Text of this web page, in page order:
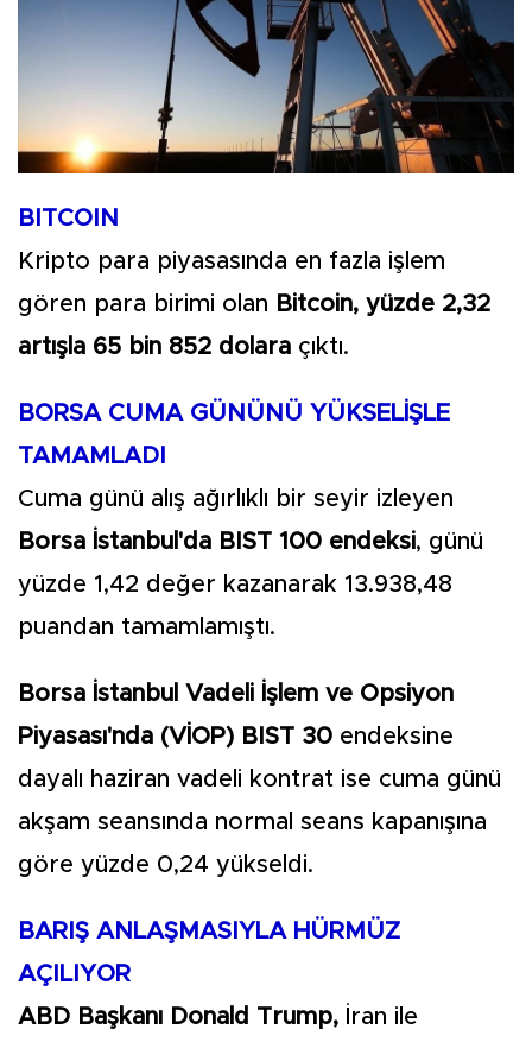
BITCOIN
Kripto para piyasasında en fazla işlem
gören para birimi olan Bitcoin, yüzde 2,32
artışla 65 bin 852 dolara çıktı.
BORSA CUMA GÜNÜNÜ YÜKSELİŞLE
TAMAMLADI
Cuma günü alış ağırlıklı bir seyir izleyen
Borsa İstanbul'da BIST 100 endeksi, günü
yüzde 1,42 değer kazanarak 13.938,48
puandan tamamlamıştı.
Borsa İstanbul Vadeli İşlem ve Opsiyon
Piyasası'nda (VİOP) BIST 30 endeksine
dayalı haziran vadeli kontrat ise cuma günü
akşam seansında normal seans kapanışına
göre yüzde 0,24 yükseldi.
BARIŞ ANLAŞMASIYLA HÜRMÜZ
AÇILIYOR
ABD Başkanı Donald Trump, İran ile